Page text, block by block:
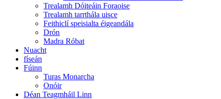
Trealamh Dóiteáin Foraoise
Trealamh tarrthála uisce
Feithiclí speisialta éigeandála
Drón
Madra Róbat
Nuacht
físeán
Fúinn
Turas Monarcha
Onóir
Déan Teagmháil Linn